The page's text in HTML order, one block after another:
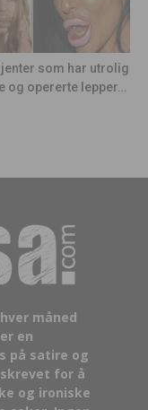
jenter som har utrolig
og opererte lepper…
måned
en
på satire og
for å
og ironiske